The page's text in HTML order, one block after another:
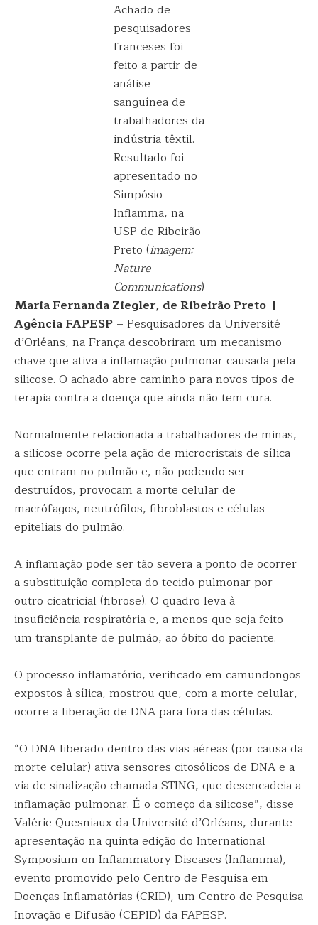
Achado de
pesquisadores
franceses foi
feito a partir de
análise
sanguínea de
trabalhadores da
indústria têxtil.
Resultado foi
apresentado no
Simpósio
Inflamma, na
USP de Ribeirão
Preto (imagem:
Nature
Communications)
Maria Fernanda Ziegler, de Ribeirão Preto |
Agência FAPESP – Pesquisadores da Université
d’Orléans, na França descobriram um mecanismo-
chave que ativa a inflamação pulmonar causada pela
silicose. O achado abre caminho para novos tipos de
terapia contra a doença que ainda não tem cura.
Normalmente relacionada a trabalhadores de minas,
a silicose ocorre pela ação de microcristais de sílica
que entram no pulmão e, não podendo ser
destruídos, provocam a morte celular de
macrófagos, neutrófilos, fibroblastos e células
epiteliais do pulmão.
A inflamação pode ser tão severa a ponto de ocorrer
a substituição completa do tecido pulmonar por
outro cicatricial (fibrose). O quadro leva à
insuficiência respiratória e, a menos que seja feito
um transplante de pulmão, ao óbito do paciente.
O processo inflamatório, verificado em camundongos
expostos à sílica, mostrou que, com a morte celular,
ocorre a liberação de DNA para fora das células.
“O DNA liberado dentro das vias aéreas (por causa da
morte celular) ativa sensores citosólicos de DNA e a
via de sinalização chamada STING, que desencadeia a
inflamação pulmonar. É o começo da silicose”, disse
Valérie Quesniaux da Université d’Orléans, durante
apresentação na quinta edição do International
Symposium on Inflammatory Diseases (Inflamma),
evento promovido pelo Centro de Pesquisa em
Doenças Inflamatórias (CRID), um Centro de Pesquisa
Inovação e Difusão (CEPID) da FAPESP.